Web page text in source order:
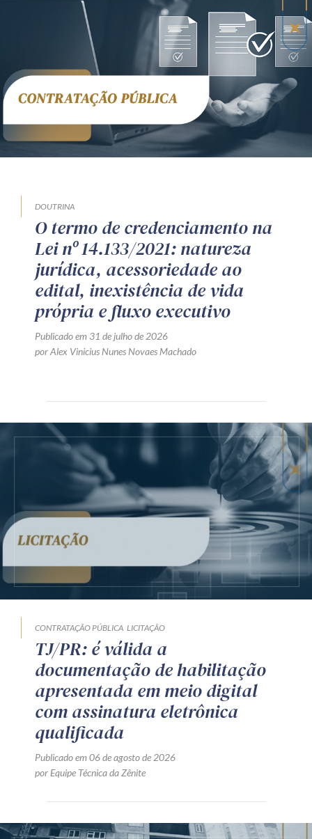
DOUTRINA
O termo de credenciamento na
Lei nº 14.133/2021: natureza
jurídica, acessoriedade ao
edital, inexistência de vida
própria e fluxo executivo
Publicado em 31 de julho de 2026
por Alex Vinicius Nunes Novaes Machado
CONTRATAÇÃO PÚBLICA LICITAÇÃO
TJ/PR: é válida a
documentação de habilitação
apresentada em meio digital
com assinatura eletrônica
qualificada
Publicado em 06 de agosto de 2026
por Equipe Técnica da Zênite